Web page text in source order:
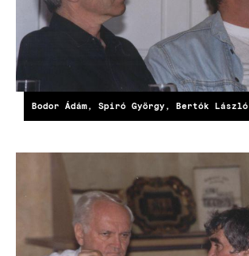
Bodor Ádám, Spiró György, Bertók László